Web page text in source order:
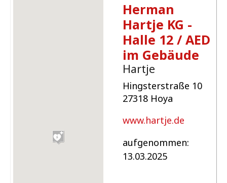
Herman
Hartje KG -
Halle 12 / AED
im Gebäude
Hartje
Hingsterstraße 10
27318 Hoya
www.hartje.de
aufgenommen:
13.03.2025